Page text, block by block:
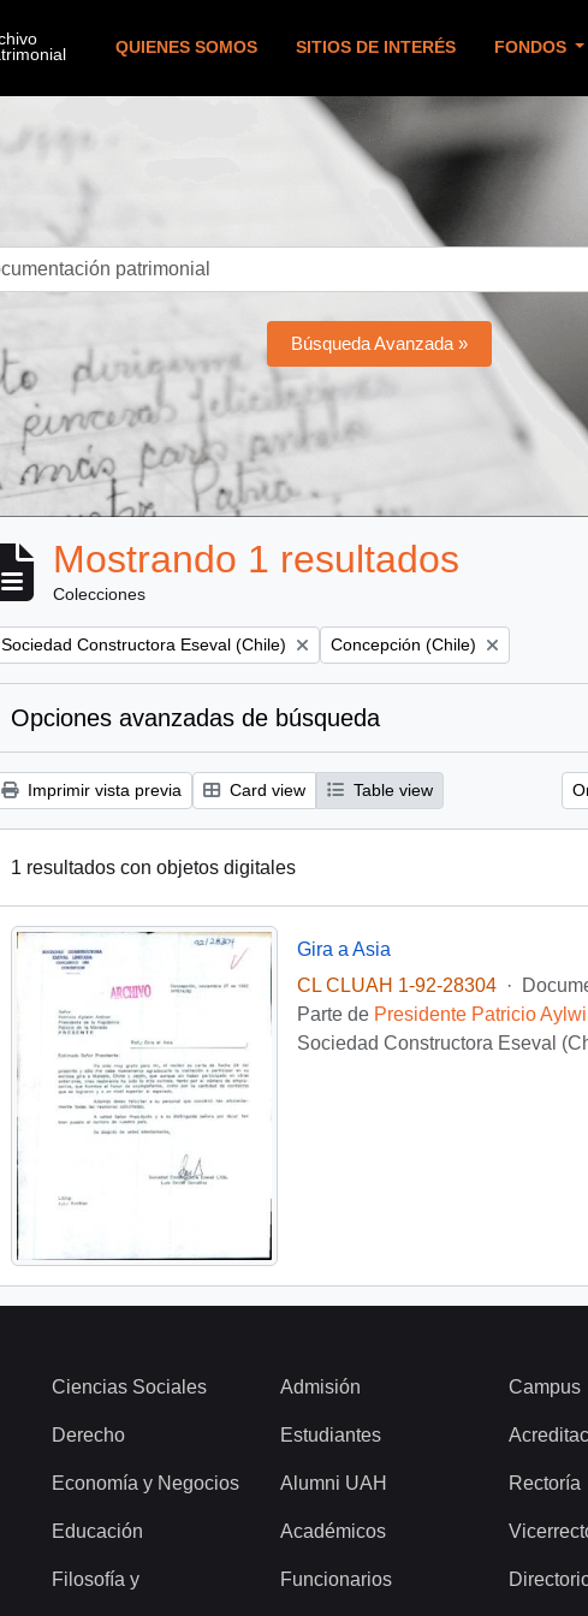
QUIENES SOMOS SITIOS DE INTERÉS FONDOS
Búsqueda Avanzada »
Mostrando 1 resultados
Colecciones
Remove filter:
Sociedad Constructora Eseval (Chile) Remove filter:
Concepción (Chile)
Opciones avanzadas de búsqueda
Imprimir vista previa Card view Table view
1 resultados con objetos digitales
Gira a Asia
CL CLUAH 1-92-28304
·
Parte de Presidente Patricio
Sociedad Constructora Eseval
Ciencias Sociales
Derecho
Economía y Negocios
Educación
Filosofía y
Admisión
Estudiantes
Alumni UAH
Académicos
Funcionarios
Campus
Rectoría